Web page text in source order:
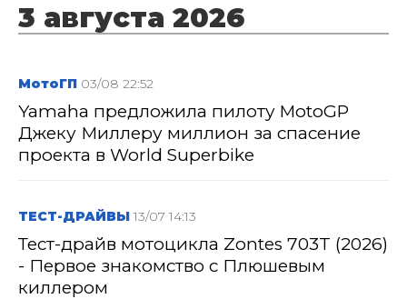
3 августа 2026
МотоГП 03/08 22:52
Yamaha предложила пилоту MotoGP
Джеку Миллеру миллион за спасение
проекта в World Superbike
ТЕСТ-ДРАЙВЫ 13/07 14:13
Тест-драйв мотоцикла Zontes 703T (2026)
- Первое знакомство с Плюшевым
киллером